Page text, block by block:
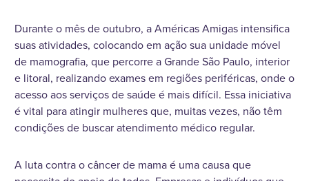
Durante o mês de outubro, a Américas Amigas intensifica
suas atividades, colocando em ação sua unidade móvel
de mamografia, que percorre a Grande São Paulo, interior
e litoral, realizando exames em regiões periféricas, onde o
acesso aos serviços de saúde é mais difícil. Essa iniciativa
é vital para atingir mulheres que, muitas vezes, não têm
condições de buscar atendimento médico regular.
A luta contra o câncer de mama é uma causa que